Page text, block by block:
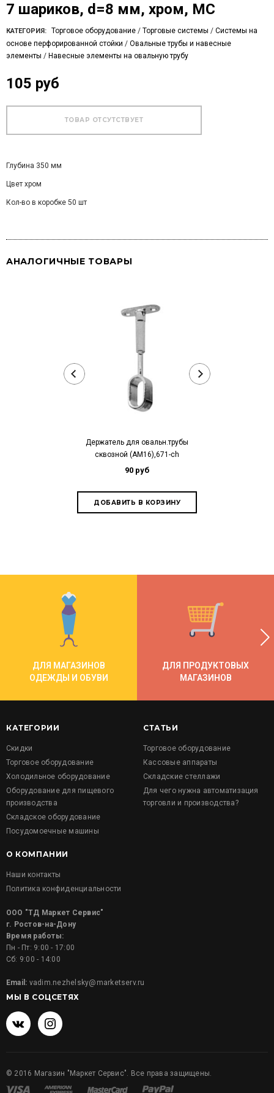
7 шариков, d=8 мм, хром, МС
КАТЕГОРИЯ: Торговое оборудование / Торговые системы / Системы на
основе перфорированной стойки / Овальные трубы и навесные
элементы / Навесные элементы на овальную трубу
105 руб
Глубина 350 мм
Цвет хром
Кол-во в коробке 50 шт
АНАЛОГИЧНЫЕ ТОВАРЫ
Держатель для овальн.трубы
сквозной (АМ16),671-ch
90 руб
ДЛЯ МАГАЗИНОВ
ОДЕЖДЫ И ОБУВИ
ДЛЯ ПРОДУКТОВЫХ
МАГАЗИНОВ
КАТЕГОРИИ
Скидки
Торговое оборудование
Холодильное оборудование
Оборудование для пищевого
производства
Складское оборудование
Посудомоечные машины
СТАТЬИ
Торговое оборудование
Кассовые аппараты
Складские стеллажи
Для чего нужна автоматизация
торговли и производства?
О КОМПАНИИ
Наши контакты
Политика конфиденциальности
ООО "ТД Маркет Сервис"
г. Ростов-на-Дону
Время работы:
Пн - Пт: 9:00 - 17:00
Сб: 9:00 - 14:00
Email: vadim.nezhelsky@marketserv.ru
МЫ В СОЦСЕТЯХ
© 2016 Магазин "Маркет Сервис". Все права защищены.